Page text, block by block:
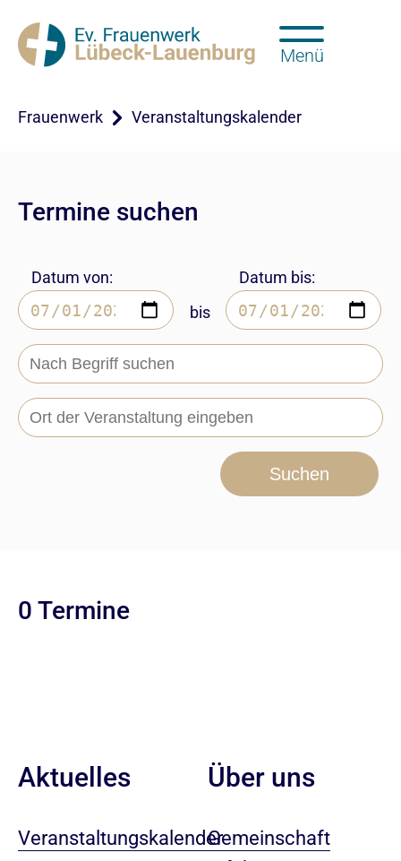
Menü
Frauenwerk Veranstaltungskalender
Termine suchen
Datum von:
bis
Datum bis:
Suchen
0 Termine
Aktuelles
Veranstaltungskalender
Über uns
Gemeinschaft